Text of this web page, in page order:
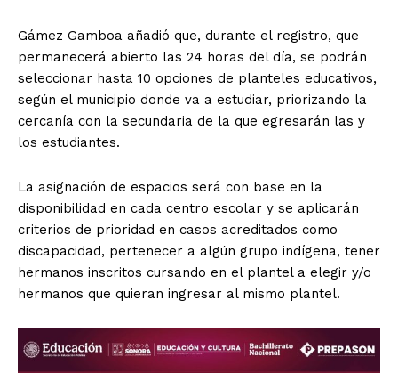
Gámez Gamboa añadió que, durante el registro, que
permanecerá abierto las 24 horas del día, se podrán
seleccionar hasta 10 opciones de planteles educativos,
según el municipio donde va a estudiar, priorizando la
cercanía con la secundaria de la que egresarán las y
los estudiantes.
La asignación de espacios será con base en la
disponibilidad en cada centro escolar y se aplicarán
criterios de prioridad en casos acreditados como
discapacidad, pertenecer a algún grupo indígena, tener
hermanos inscritos cursando en el plantel a elegir y/o
hermanos que quieran ingresar al mismo plantel.